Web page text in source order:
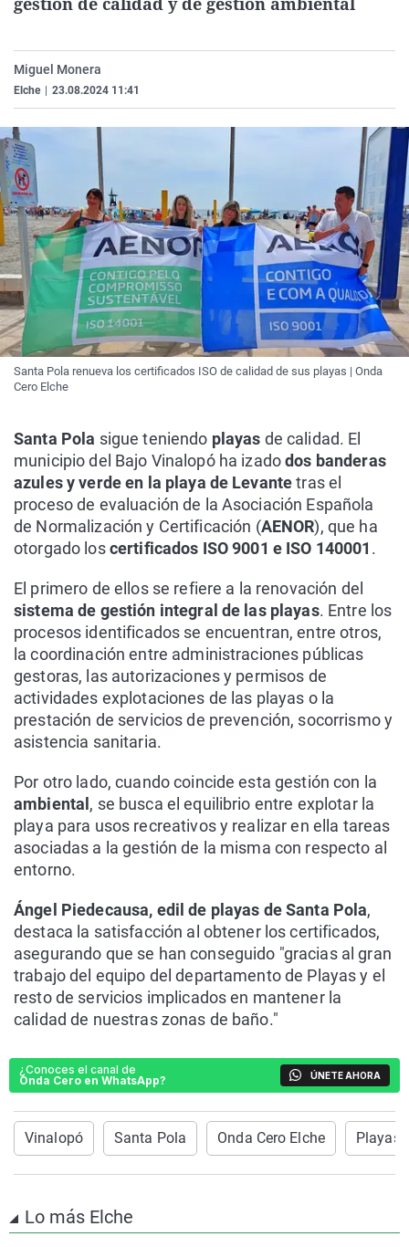
La rosa de los vientos
Gente viajera
Caso
Retornados
Operación Viuda
Extremadura
Galicia
Navarra
Virales
Televisión
Miguel Monera
Elche 23.08.2024 11:41
Santa Pola renueva los certificados ISO de calidad de sus playas | Onda
Cero Elche
Santa Pola sigue teniendo playas de calidad. El
municipio del Bajo Vinalopó ha izadodos banderas
azules y verde en la playa de Levantetras el
proceso de evaluación de la Asociación Española
de Normalización y Certificación (AENOR), que ha
otorgado loscertificados ISO 9001 e ISO 140001 .
El primero de ellos se refiere a la renovación del
sistema de gestión integral de las playas. Entre los
procesos identificados se encuentran, entre otros,
la coordinación entre administraciones públicas
gestoras, las autorizaciones y permisos de
actividades explotaciones de las playas o la
prestación de servicios de prevención, socorrismo y
asistencia sanitaria.
Por otro lado, cuando coincide esta gestión con la
ambiental , se busca el equilibrio entre explotar la
playa para usos recreativos y realizar en ella tareas
asociadas a la gestión de la misma con respecto al
entorno.
Ángel Piedecausa, edil de playas de Santa Pola,
destaca la satisfacción al obtener los certificados,
asegurando que se han conseguido "gracias al gran
trabajo del equipo del departamento de Playas y el
resto de servicios implicados en mantener la
calidad de nuestras zonas de baño."
¿Conoces el canal de
Onda Cero en WhatsApp?
ÚNETE AHORA
Vinalopó Santa Pola Onda Cero Elche Playas
Lo más Elche